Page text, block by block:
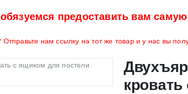
предоставить вам
нам ссылку на тот же товар и у нас вы